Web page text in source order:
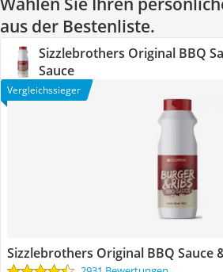
aus der Bestenliste.
Sizzlebrothers Original BBQ
Sauce
Vergleichssieger
Sizzlebrothers Original BBQ Sauce